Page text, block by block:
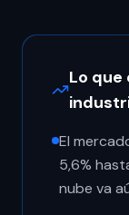
Lo
El
5,6%
nube va